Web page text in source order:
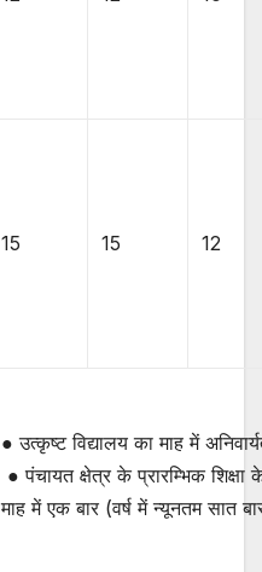
15 15 12
● उत्कृष्ट विद्यालय का माह में
● पंचायत क्षेत्र के प्रारम्भिक शिक्षा
माह में एक बार (वर्ष में न्यूनतम सात